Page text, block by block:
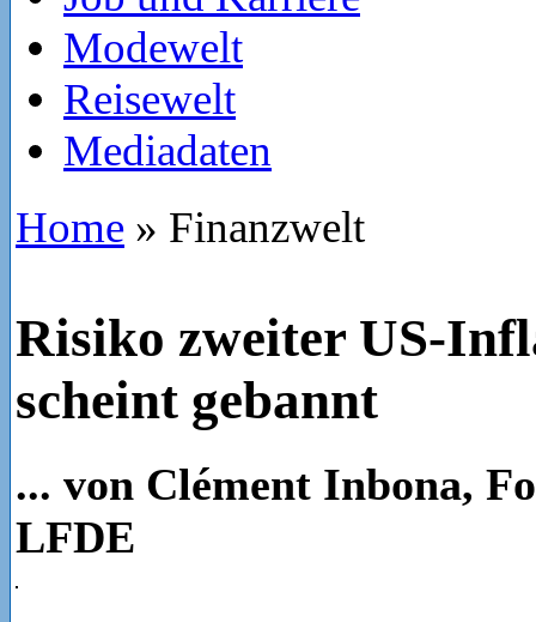
Modewelt
Reisewelt
Mediadaten
Home » Finanzwelt
Risiko zweiter US-
scheint gebannt
... von Clément Inbona,
LFDE